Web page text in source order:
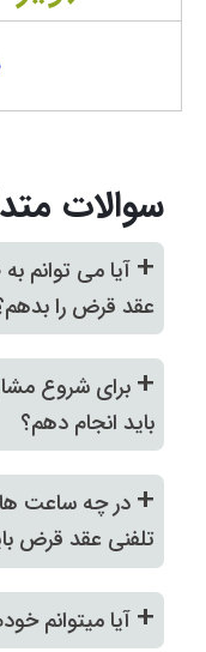
سوالات
+ آیا می توانم
عقد قرض را
+ برای شروع
باید انجام دهم؟
+ در چه ساعت
تلفنی عقد قرض
+ آیا میتوانم